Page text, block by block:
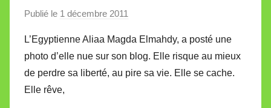
Publié le 1 décembre 2011
r
M
i
L’Egyptienne Aliaa Magda Elmahdy, a posté une
photo d’elle nue sur son blog. Elle risque au mieux
de perdre sa liberté, au pire sa vie. Elle se cache.
Elle rêve,